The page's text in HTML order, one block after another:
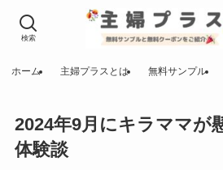
検索
ホーム 主婦プラスとは 無料サンプル
2024年9月にキラママが
体験談